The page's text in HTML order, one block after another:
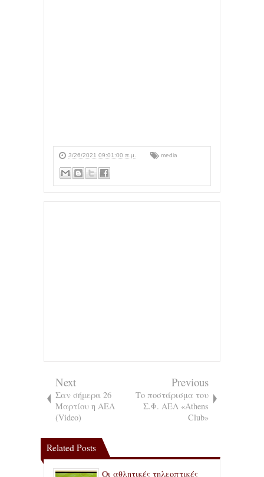
3/26/2021 09:01:00 π.μ. media
Next
Σαν σήμερα 26
Μαρτίου η ΑΕΛ
(Video)
Previous
Το ποστάρισμα του
Σ.Φ. ΑΕΛ «Athens
Club»
Related Posts
Οι αθλητικές τηλεοπτικές